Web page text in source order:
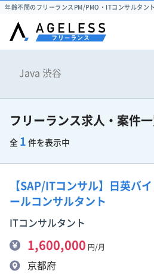
年齢不問のフリーランスPM/PMO・ITコンサルタン
フリーランス求人・案件
全 1 件を表示中
【SAP/ITコンサル】日英バ
ールコンサルタント
ITコンサルタント
1,600,000 円/月
京都府